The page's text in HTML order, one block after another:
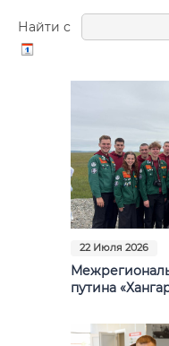
СМИ о нас
Выступления,
Корпоративные
Анкеты и опросы
Контакты для СМИ
Найти с
22 Июля 2026
путина